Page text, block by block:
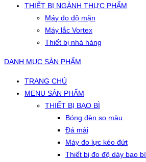
THIẾT BỊ NGÀNH THỰC PHẨM
Máy đo độ mặn
Máy lắc Vortex
Thiết bị nhà hàng
DANH MỤC SẢN PHẨM
TRANG CHỦ
MENU SẢN PHẨM
THIẾT BỊ BAO BÌ
Bóng đèn so màu
Đá mài
Máy đo lực kéo đứt
Thiết bị đo độ dày bao bì